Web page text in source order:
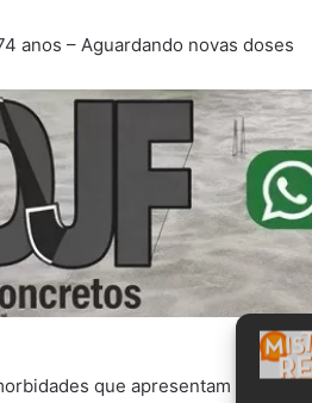
anos – Aguardando novas doses
que apresentam maior